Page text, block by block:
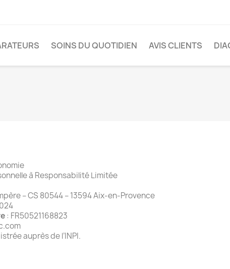
SOINS DU QUOTIDIEN AVIS CLIENTS
à Responsabilité Limitée
– CS 80544 – 13594 Aix-en-Provence
: FR50521168823
auprès de l’INPI.